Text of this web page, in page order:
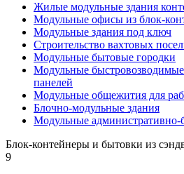
Жилые модульные здания
Модульные офисы из блок-
Модульные здания под ключ
Строительство вахтовых
Модульные бытовые городки
Модульные быстровозводимые
панелей
Модульные общежития для
Блочно-модульные здания
Модульные
Блок-контейнеры и бытовки из
9